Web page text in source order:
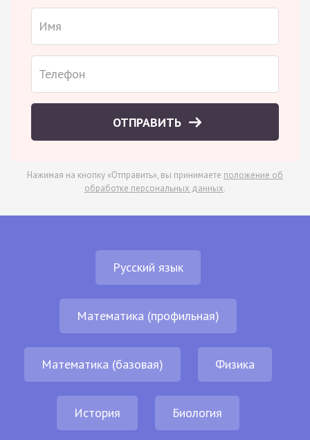
ОТПРАВИТЬ
Нажимая на кнопку «Отправить», вы принимаете положение об
обработке персональных данных.
Русский язык
Математика (профильная)
Математика (базовая) Физика
История Биология